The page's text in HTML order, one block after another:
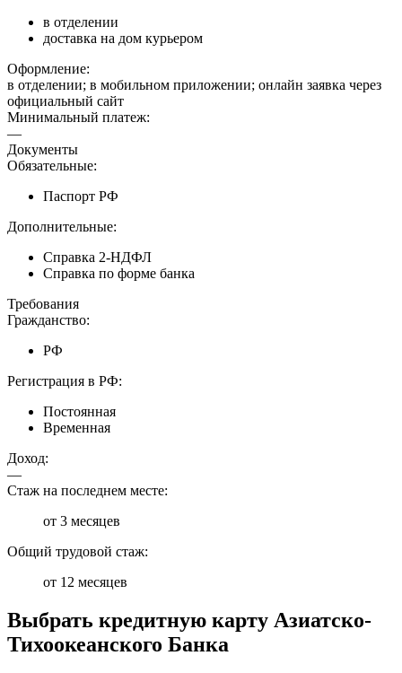
в отделении
доставка на дом курьером
Оформление:
в отделении; в мобильном приложении; онлайн заявка через
официальный сайт
Минимальный платеж:
—
Документы
Обязательные:
Паспорт РФ
Дополнительные:
Справка 2-НДФЛ
Справка по форме банка
Требования
Гражданство:
РФ
Регистрация в РФ:
Постоянная
Временная
Доход:
—
Стаж на последнем месте:
от 3 месяцев
Общий трудовой стаж:
от 12 месяцев
Выбрать кредитную карту Азиатско-
Тихоокеанского Банка